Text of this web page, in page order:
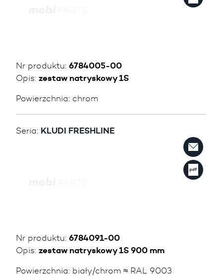
Nr produktu: 6784005-00
Opis: zestaw natryskowy 1S
Powierzchnia: chrom
Seria: KLUDI FRESHLINE
Nr produktu: 6784091-00
Opis: zestaw natryskowy 1S 900 mm
Powierzchnia: biały/chrom ≈ RAL 9003